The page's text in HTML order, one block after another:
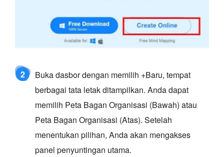
2
Buka dasbor dengan memilih +Baru, tempat
berbagai tata letak ditampilkan. Anda dapat
memilih Peta Bagan Organisasi (Bawah) atau
Peta Bagan Organisasi (Atas). Setelah
menentukan pilihan, Anda akan mengakses
panel penyuntingan utama.